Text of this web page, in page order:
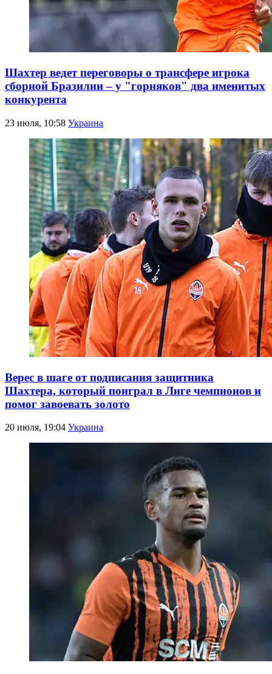
Шахтер ведет переговоры о трансфере игрока
сборной Бразилии – у "горняков" два именитых
конкурента
23 июля, 10:58 Украина
Верес в шаге от подписания защитника
Шахтера, который поиграл в Лиге чемпионов и
помог завоевать золото
20 июля, 19:04 Украина